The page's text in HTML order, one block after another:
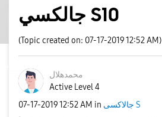
جالكسي S10
(Topic created on: 07-17-2019 12:52 AM)
محمدهلال
Active Level 4
‎07-17-201912:52 AM in جالاكسى S